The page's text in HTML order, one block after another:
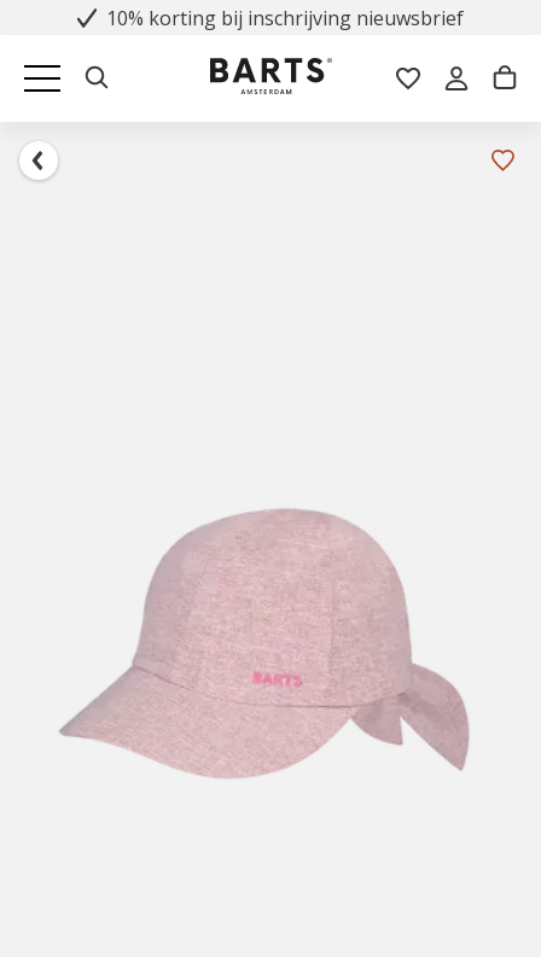
10% korting bij inschrijving nieuwsbrief